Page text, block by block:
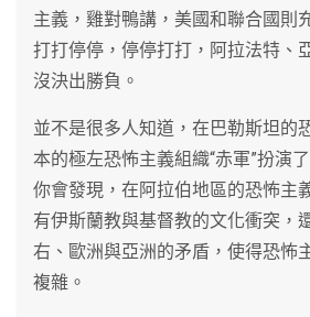
主義，雞對鴨講，美國和聯合國則
打打停停，停停打打，阿拉法特、
沒決出勝負。
並不是很多人知道，在巴勒斯坦的
本的極左恐怖主義組織“赤軍”扮演
你會發現，在阿拉伯地區的恐怖主
有伊斯蘭教與基督教的文化衝突，
右、歐洲與亞洲的矛盾，使得恐怖
複雜。